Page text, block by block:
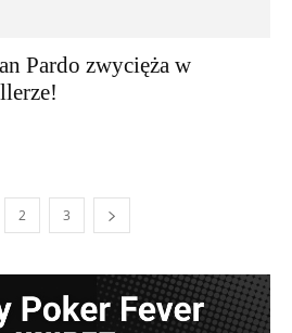
Pardo zwycięża w
2 3